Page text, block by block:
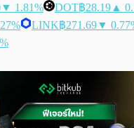
▼ 1.81% DOT฿28.19 ▲
LINK฿271.69▼